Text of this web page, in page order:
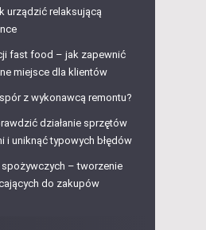
urządzić relaksującą
fast food – jak zapewnić
miejsce dla klientów
z wykonawcą remontu?
działanie sprzętów
i uniknąć typowych błędów
– tworzenie
do zakupów